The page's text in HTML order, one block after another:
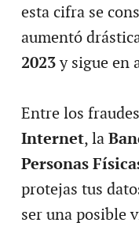
esta cifra se
aumentó
2023y sigue en
Entre los
Internet, la
Personas
protejas tus
ser una posible